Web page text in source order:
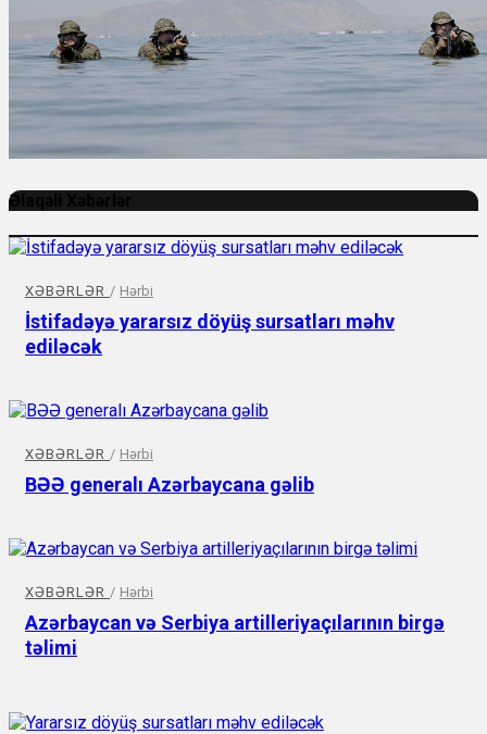
Əlaqəli Xəbərlər
XƏBƏRLƏR / Hərbi
İstifadəyə yararsız döyüş sursatları məhv
ediləcək
XƏBƏRLƏR / Hərbi
BƏƏ generalı Azərbaycana gəlib
XƏBƏRLƏR / Hərbi
Azərbaycan və Serbiya artilleriyaçılarının birgə
təlimi